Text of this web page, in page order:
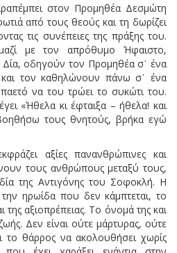
στον Προμηθέα Δεσμώτη
από τους θεούς και τη δωρίζει
τις συνέπειες της πράξης του.
με τον απρόθυμο Ήφαιστο,
Δία, οδηγούν τον Προμηθέα σ᾽ ένα
και τον καθηλώνουν πάνω σ᾽ ένα
να του τρώει το συκώτι του.
«Ήθελα κι έφταιξα – ήθελα! και
τους θνητούς, βρήκα εγώ
αξίες πανανθρώπινες και
τους ανθρώπους μεταξύ τους,
της Αντιγόνης του Σοφοκλή. Η
ηρωίδα που δεν κάμπτεται, το
της αξιοπρέπειας. Το όνομά της και
Δεν είναι ούτε μάρτυρας, ούτε
το θάρρος να ακολουθήσει χωρίς